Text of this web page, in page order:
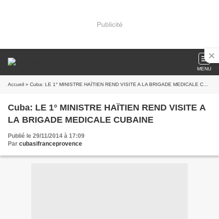
Publicité
MENU
Accueil » Cuba: LE 1° MINISTRE HAÏTIEN REND VISITE A LA BRIGADE MEDICALE CUBAINE
Cuba: LE 1° MINISTRE HAÏTIEN REND VISITE A
LA BRIGADE MEDICALE CUBAINE
Publié le 29/11/2014 à 17:09
Par cubasifranceprovence